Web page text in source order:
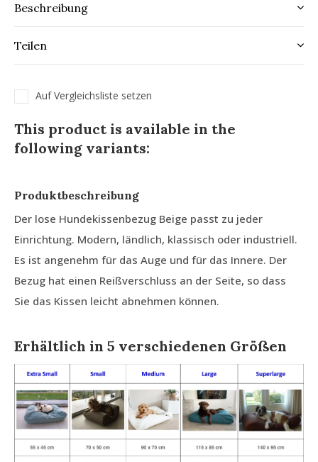
Beschreibung
Teilen
Auf Vergleichsliste setzen
This product is available in the
following variants:
Produktbeschreibung
Der lose Hundekissenbezug Beige passt zu jeder
Einrichtung. Modern, ländlich, klassisch oder industriell.
Es ist angenehm für das Auge und für das Innere. Der
Bezug hat einen Reißverschluss an der Seite, so dass
Sie das Kissen leicht abnehmen können.
Erhältlich in 5 verschiedenen Größen